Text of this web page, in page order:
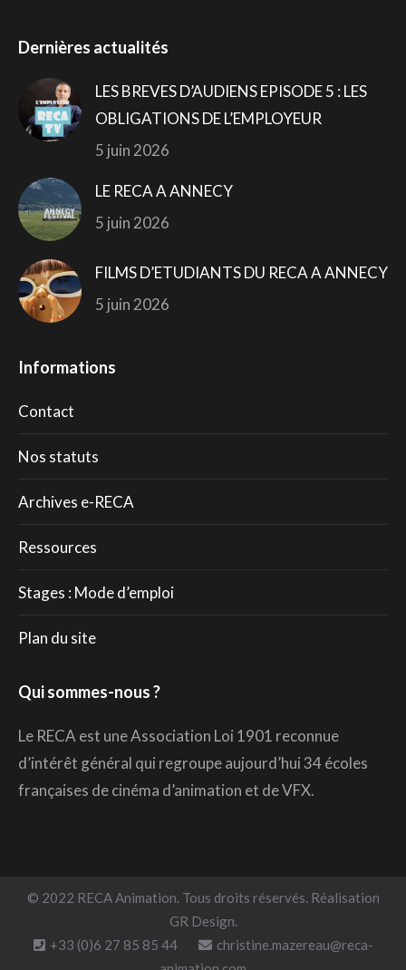
Dernières actualités
LES BREVES D’AUDIENS EPISODE 5 : LES
OBLIGATIONS DE L’EMPLOYEUR
5 juin 2026
LE RECA A ANNECY
5 juin 2026
FILMS D’ETUDIANTS DU RECA A ANNECY
5 juin 2026
Informations
Contact
Nos statuts
Archives e-RECA
Ressources
Stages : Mode d’emploi
Plan du site
Qui sommes-nous ?
Le RECA est une Association Loi 1901 reconnue
d’intérêt général qui regroupe aujourd’hui 34 écoles
françaises de cinéma d’animation et de VFX.
© 2022 RECA Animation. Tous droits réservés. Réalisation
GR Design.
+33 (0)6 27 85 85 44
christine.mazereau@reca-